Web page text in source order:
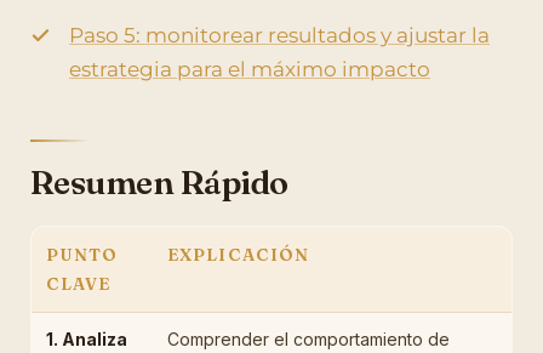
Paso 5: monitorear resultados y ajustar la
estrategia para el máximo impacto
Resumen Rápido
PUNTO
CLAVE
EXPLICACIÓN
1. Analiza
Comprender el comportamiento de